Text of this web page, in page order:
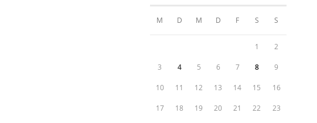
M D M D F S S
1 2
3 4 5 6 7 8 9
10 11 12 13 14 15 16
17 18 19 20 21 22 23